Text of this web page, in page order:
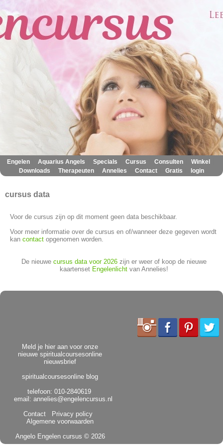
Engelen Aquarius Angels Specials Cursus Consulten Winkel
Downloads Therapeuten Annelies Contact Gratis login
cursus data
Voor de cursus zijn op dit moment geen data beschikbaar.
Voor meer informatie over de cursus en of/wanneer deze gegeven wordt
kan contact opgenomen worden.
De nieuwe cursus data voor 2026 zijn er weer of koop de nieuwe
kaartenset Engelenlicht van Annelies!
Meld je hier aan voor onze
nieuwe spiritualcoursesonline
nieuwsbrief
spiritualcoursesonline blog
telefoon: 010-2840619
email: annelies@engelencursus.nl
Contact
Privacy policy
Algemene voorwaarden
Angelo Engelen cursus © 2026